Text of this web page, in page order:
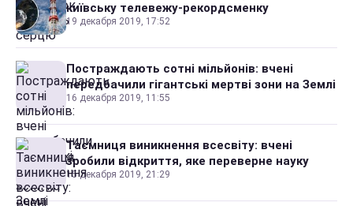
київську телевежу-рекордсменку
19 декабря 2019, 17:52
Постраждають сотні мільйонів: вчені
передбачили гігантські мертві зони на Землі
16 декабря 2019, 11:55
Таємниця виникнення всесвіту: вчені
зробили відкриття, яке переверне науку
15 декабря 2019, 21:29